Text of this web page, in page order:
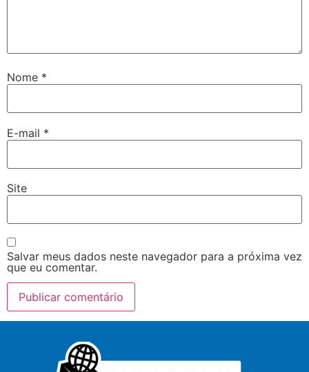
Nome *
E-mail *
Site
Salvar meus dados neste navegador para a próxima vez
que eu comentar.